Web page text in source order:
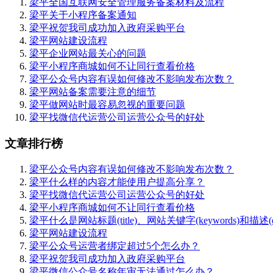
梁平全国互联网安全管理服务备案材料及流程
梁平关于小程序备案通知
梁平祝贺我司成功加入政府采购平台
梁平网站建设流程
梁平企业网站最关心的问题
梁平小程序商城如何不让同行查看价格
梁平公众号内容有误如何修改不影响发布次数？
梁平网站备案需要注意的细节
梁平做网站时最容易忽视的重要问题
梁平找微信代运营公司运营公众号的好处
文章排行榜
梁平公众号内容有误如何修改不影响发布次数？
梁平什么样的内容才能使用户提高分享？
梁平找微信代运营公司运营公众号的好处
梁平小程序商城如何不让同行查看价格
梁平什么是网站标题(title)、网站关键字(keywords)和描述
梁平网站建设流程
梁平公众号运营者绑定超过5个怎么办？
梁平祝贺我司成功加入政府采购平台